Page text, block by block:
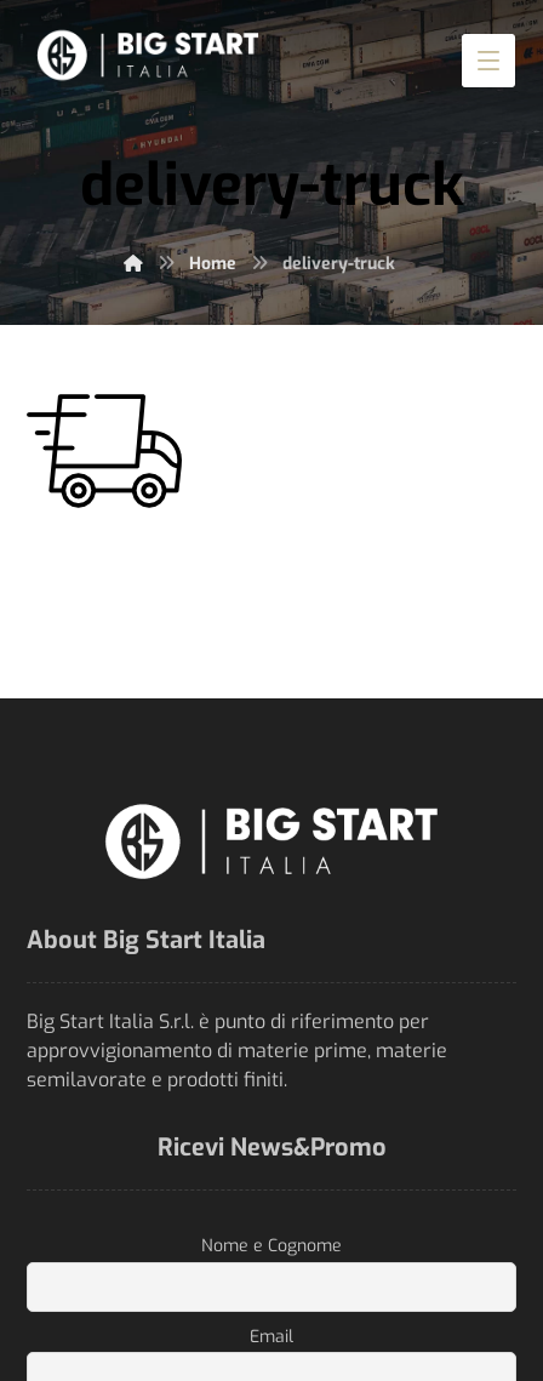
delivery-truck
Home delivery-truck
About Big Start Italia
Big Start Italia S.r.l. è punto di riferimento per
approvvigionamento di materie prime, materie
semilavorate e prodotti finiti.
Ricevi News&Promo
Nome e Cognome
Email